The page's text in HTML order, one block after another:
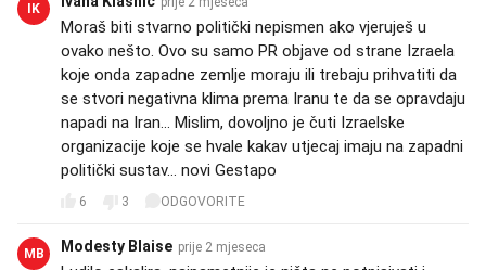
IK
Moraš biti stvarno politički nepismen ako vjeruješ u
ovako nešto. Ovo su samo PR objave od strane Izraela
koje onda zapadne zemlje moraju ili trebaju prihvatiti da
se stvori negativna klima prema Iranu te da se opravdaju
napadi na Iran... Mislim, dovoljno je čuti Izraelske
organizacije koje se hvale kakav utjecaj imaju na zapadni
politički sustav... novi Gestapo
6 3 ODGOVORITE
MB Modesty Blaise prije 2 mjeseca